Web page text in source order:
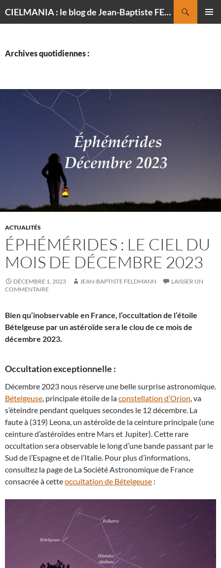
CIELMANIA : le blog de Jean-Baptiste FELDMANN, photographe du ciel
Archives quotidiennes :
ACTUALITÉS
ÉPHÉMÉRIDES : LE CIEL DU
MOIS DE DÉCEMBRE 2023
DÉCEMBRE 1, 2023 JEAN-BAPTISTE FELDMANN
LAISSER UN
COMMENTAIRE
Bien qu’inobservable en France, l’occultation de l’étoile
Bételgeuse par un astéroïde sera le clou de ce mois de
décembre 2023.
Occultation exceptionnelle :
Décembre 2023 nous réserve une belle surprise astronomique.
Bételgeuse, principale étoile de laconstellation d’Orion, va
s’éteindre pendant quelques secondes le 12 décembre. La
faute à (319) Leona, un astéroïde de la ceinture principale (une
ceinture d’astéroïdes entre Mars et Jupiter). Cette rare
occultation sera observable le long d’une bande passant par le
Sud de l’Espagne et de l’Italie. Pour plus d’informations,
consultez la page de La Société Astronomique de France
consacrée à cetteoccultation de Bételgeuse :